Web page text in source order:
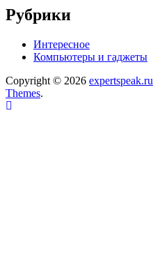
Рубрики
Интересное
Компьютеры и гаджеты
Copyright © 2026 expertspeak.ru
Themes.